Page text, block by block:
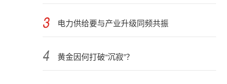
电力供给要与产业升级同频共振
黄金因何打破“沉寂”？